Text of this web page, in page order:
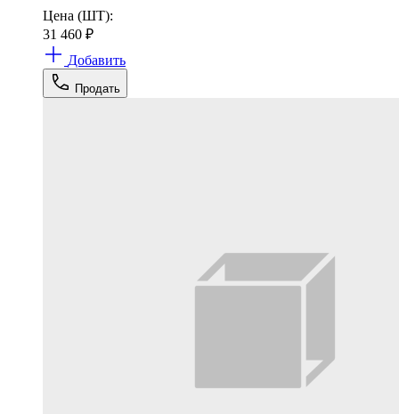
Цена (ШТ):
31 460 ₽
Добавить
Продать